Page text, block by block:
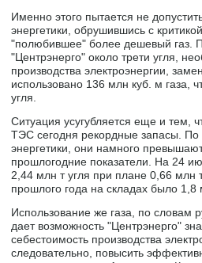
Именно этого пытается не
энергетики, обрушившись с
"полюбившее" более дешевый газ.
"Центрэнерго" около трети угля,
производства электроэнергии,
использовано 136 млн куб. м газа,
угля.
Ситуация усугубляется еще и тем,
ТЭС сегодня рекордные запасы.
энергетики, они намного
прошлогодние показатели. На 24
2,44 млн т угля при плане 0,66 млн
прошлого года на складах было 1,8
Использование же газа, по словам
дает возможность "Центрэнерго"
себестоимость производства
следовательно, повысить